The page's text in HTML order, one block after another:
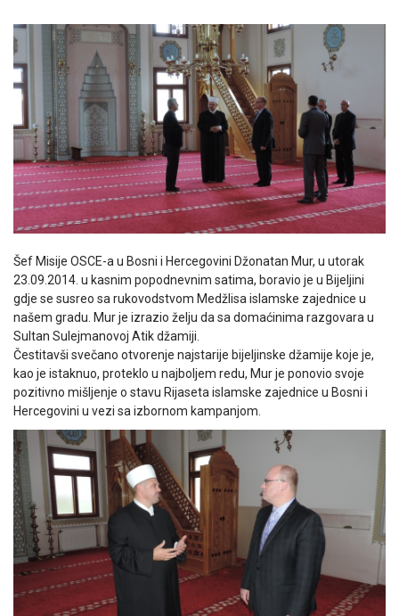
Šef Misije OSCE-a u Bosni i Hercegovini Džonatan Mur, u utorak
23.09.2014. u kasnim popodnevnim satima, boravio je u Bijeljini
gdje se susreo sa rukovodstvom Medžlisa islamske zajednice u
našem gradu. Mur je izrazio želju da sa domaćinima razgovara u
Sultan Sulejmanovoj Atik džamiji.
Čestitavši svečano otvorenje najstarije bijeljinske džamije koje je,
kao je istaknuo, proteklo u najboljem redu, Mur je ponovio svoje
pozitivno mišljenje o stavu Rijaseta islamske zajednice u Bosni i
Hercegovini u vezi sa izbornom kampanjom.